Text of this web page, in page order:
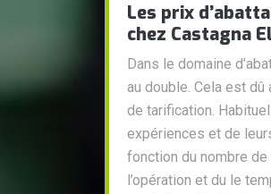
Les prix
chez Castagna
Dans le domaine
au double. Cela est
de tarification.
expériences et de
fonction du nombre
l’opération et du le